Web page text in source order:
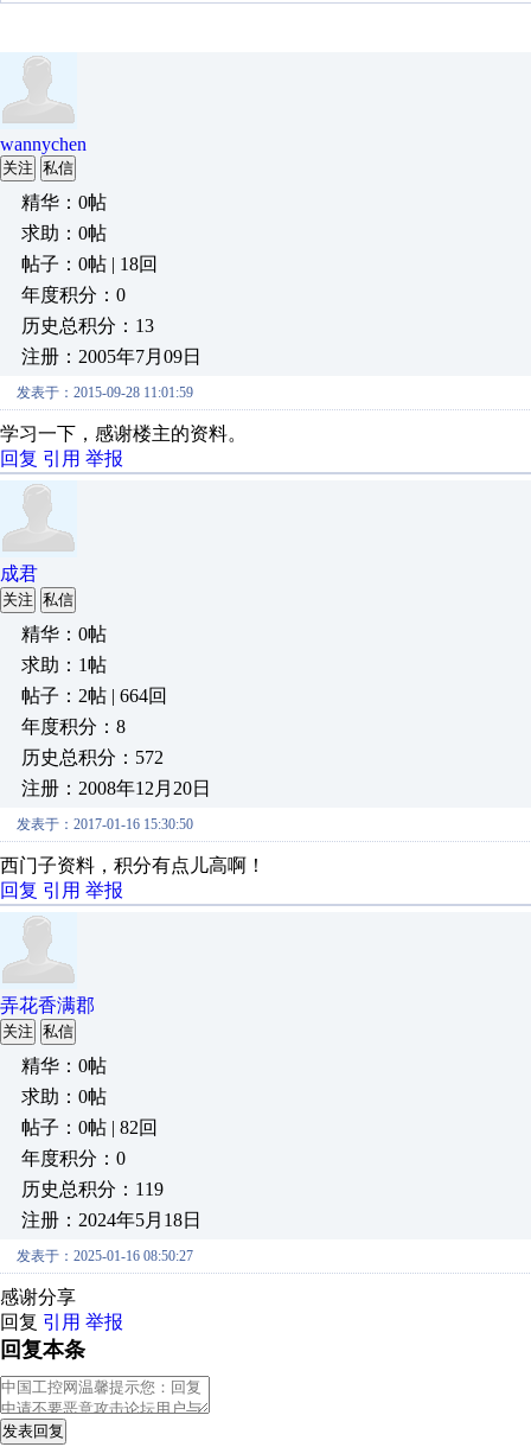
wannychen
关注 私信
精华：0帖
求助：0帖
帖子：0帖 | 18回
年度积分：0
历史总积分：13
注册：2005年7月09日
发表于：2015-09-28 11:01:59
学习一下，感谢楼主的资料。
回复 引用 举报
成君
关注 私信
精华：0帖
求助：1帖
帖子：2帖 | 664回
年度积分：8
历史总积分：572
注册：2008年12月20日
发表于：2017-01-16 15:30:50
西门子资料，积分有点儿高啊！
回复 引用 举报
弄花香满郡
关注 私信
精华：0帖
求助：0帖
帖子：0帖 | 82回
年度积分：0
历史总积分：119
注册：2024年5月18日
发表于：2025-01-16 08:50:27
感谢分享
回复 引用 举报
回复本条
发表回复